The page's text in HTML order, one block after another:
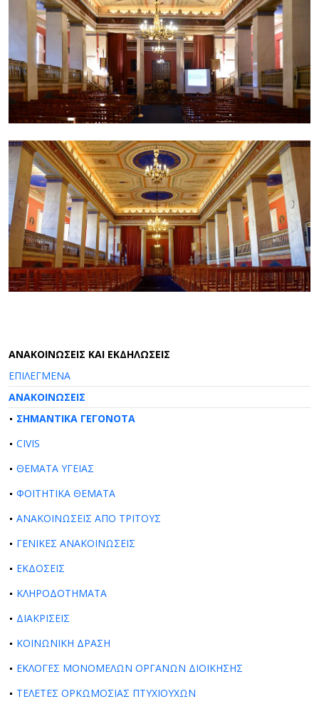
AΝΑΚΟΙΝΩΣΕΙΣ ΚΑΙ ΕΚΔΗΛΩΣΕΙΣ
ΕΠΙΛΕΓΜΕΝΑ
ΑΝΑΚΟΙΝΩΣΕΙΣ
ΣΗΜΑΝΤΙΚΑ ΓΕΓΟΝΟΤΑ
CIVIS
ΘΕΜΑΤΑ ΥΓΕΙΑΣ
ΦΟΙΤΗΤΙΚΑ ΘΕΜΑΤΑ
ΑΝΑΚΟΙΝΩΣΕΙΣ ΑΠΟ ΤΡΙΤΟΥΣ
ΓΕΝΙΚΕΣ ΑΝΑΚΟΙΝΩΣΕΙΣ
ΕΚΔΟΣΕΙΣ
ΚΛΗΡΟΔΟΤΗΜΑΤΑ
ΔΙΑΚΡΙΣΕΙΣ
ΚΟΙΝΩΝΙΚΗ ΔΡΑΣΗ
ΕΚΛΟΓΕΣ ΜΟΝΟΜΕΛΩΝ ΟΡΓΑΝΩΝ ΔΙΟΙΚΗΣΗΣ
ΤΕΛΕΤΕΣ ΟΡΚΩΜΟΣΙΑΣ ΠΤΥΧΙΟΥΧΩΝ